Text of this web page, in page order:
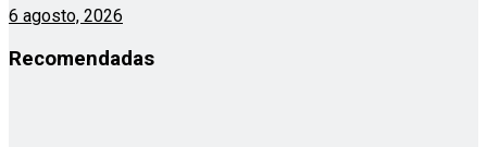
6 agosto, 2026
Recomendadas